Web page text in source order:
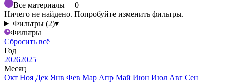
Все материалы— 0
Ничего не найдено. Попробуйте изменить фильтры.
Фильтры (2)▾
Фильтры
Сбросить всё
Год
20262025
Месяц
Окт Ноя Дек Янв Фев Мар Апр Май Июн Июл Авг Сен